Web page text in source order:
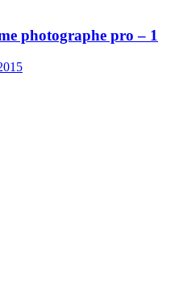
photographe pro – 1